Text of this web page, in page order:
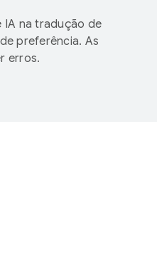
IA na tradução de
preferência. As
erros.